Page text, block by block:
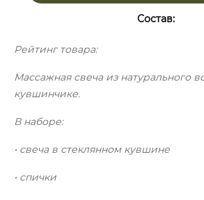
Состав:
Рейтинг товара:
Массажная свеча из натурального
кувшинчике.
В наборе:
• свеча в стеклянном кувшине
• спички